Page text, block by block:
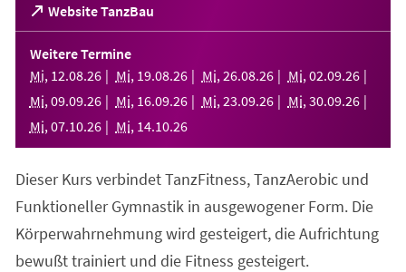
Website TanzBau
(Öffnet
in
einem
neuen
Tab)
Weitere Termine
Mi, 12.08.26 Mi, 19.08.26 Mi, 26.08.26 Mi, 02.09.26
Mi, 09.09.26 Mi, 16.09.26 Mi, 23.09.26 Mi, 30.09.26
Mi, 07.10.26 Mi, 14.10.26
Dieser Kurs verbindet TanzFitness, TanzAerobic und
Funktioneller Gymnastik in ausgewogener Form. Die
Körperwahrnehmung wird gesteigert, die Aufrichtung
bewußt trainiert und die Fitness gesteigert.